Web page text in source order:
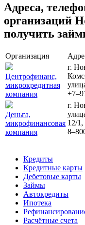
Адреса,
организаций
получить
Организация
Центрофинанс,
микрокредитная
компания
г.
Деньга,
микрофинансовая
компания
г.
12/1,
Кредиты
Кредитные карты
Дебетовые карты
Займы
Автокредиты
Ипотека
Расчётные счета